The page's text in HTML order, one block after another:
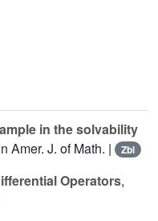
in the solvability
Amer. J. of Math. | Zbl
Operators,